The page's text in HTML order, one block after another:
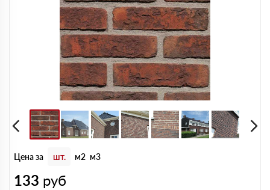
Цена за шт. м2 м3
133 руб